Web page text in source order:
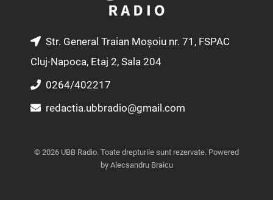
Str. General Traian Moșoiu nr. 71, FSPAC
Cluj-Napoca, Etaj 2, Sala 204
0264/402217
redactia.ubbradio@gmail.com
© 2026 UBB Radio. Toate drepturile sunt rezervate. Powered
by Alecsandru Braicu